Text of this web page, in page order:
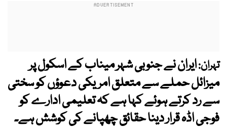
تہران:ایران نے جنوبی شہر میناب کے اسکول پر
میزائل حملے سے متعلق امریکی دعوؤں کو سختی
سے رد کرتے ہوئے کہا ہے کہ تعلیمی ادارے کو
فوجی اڈہ قرار دینا حقائق چھپانے کی کوشش ہے۔